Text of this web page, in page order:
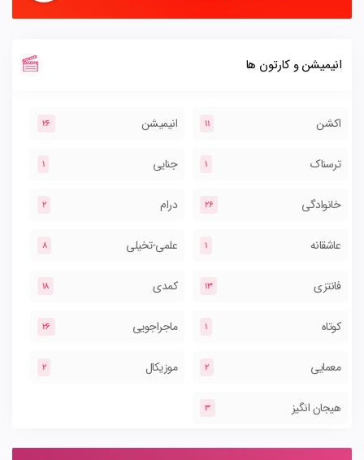
انیمیشن و کارتون ها
اکشن 11 انیمیشن 26
ترسناک 1 جنایی 1
خانوادگی 26 درام 2
عاشقانه 1 علمی-تخیلی 8
فانتزی 13 کمدی 18
کوتاه 1 ماجراجویی 26
معمایی 2 موزیکال 2
هیجان انگیز 3